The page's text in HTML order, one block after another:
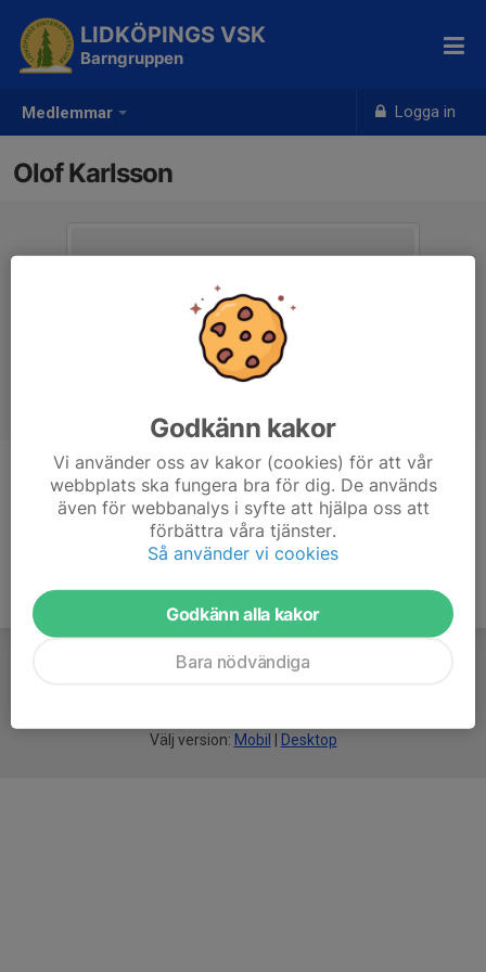
Medlemmar Logga in
LIDKÖPINGS VSK
Barngruppen
Olof Karlsson
Ålder -
Välj version: Mobil Desktop
Godkänn kakor
Vi använder oss av kakor (cookies) för att vår
webbplats ska fungera bra för dig. De används
även för webbanalys i syfte att hjälpa oss att
förbättra våra tjänster.
Så använder vi cookies
Godkänn alla kakor
Bara nödvändiga